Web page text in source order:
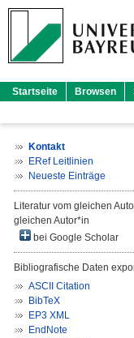
Startseite Browsen
Kontakt
ERef Leitlinien
Neueste Einträge
Literatur vom gleichen
gleichen Autor*in
bei Google Scholar
Bibliografische Daten
ASCII Citation
BibTeX
EP3 XML
EndNote